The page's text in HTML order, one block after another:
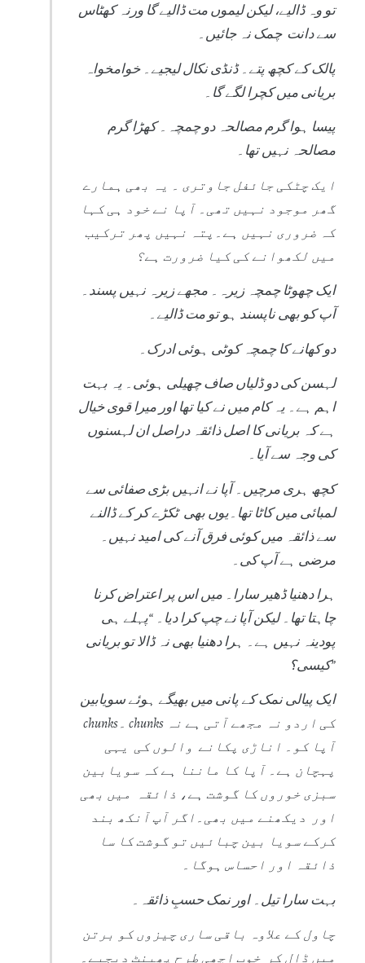
تو وہ ڈالیے، لیکن لیموں مت ڈالیے گا ورنہ کھٹاس
سے دانت چمک نہ جائیں۔
پالک کے کچھ پتے۔ ڈنڈی نکال لیجیے۔ خوامخواہ
بریانی میں کچرا لگے گا۔
پیسا ہوا گرم مصالحہ دو چمچہ۔ کھڑا گرم
مصالحہ نہیں تھا۔
ایک چٹکی جائفل جاوتری ۔ یہ بھی ہمارے
گھر موجود نہیں تھی۔ آپا نے خود ہی کہا
کہ ضروری نہیں ہے۔پتہ نہیں پھر ترکیب
میں لکھوانے کی کیا ضرورت ہے؟
ایک چھوٹا چمچہ زیرہ۔ مجھے زیرہ نہیں پسند۔
آپ کو بھی ناپسند ہو تو مت ڈالیے۔
دو کھانے کا چمچہ کوٹی ہوئی ادرک۔
لہسن کی دو ڈلیاں صاف چھیلی ہوئی۔ یہ بہت
اہم ہے۔ یہ کام میں نے کیا تھا اور میرا قوی خیال
ہے کہ بریانی کا اصل ذائقہ دراصل ان لہسنوں
کی وجہ سے آیا۔
کچھ ہری مرچیں۔ آپا نے انہیں بڑی صفائی سے
لمبائی میں کاٹا تھا۔یوں بھی ٹکڑے کر کے ڈالنے
سے ذائقہ میں کوئی فرق آنے کی امید نہیں۔
مرضی ہے آپ کی۔
ہرا دھنیا ڈھیر سارا۔ میں اس پر اعتراض کرنا
چاہتا تھا۔ لیکن آپا نے چپ کرا دیا۔ “پہلے ہی
پودینہ نہیں ہے۔ ہرا دھنیا بھی نہ ڈالا تو بریانی
کیسی؟”
ایک پیالی نمک کے پانی میں بھیگے ہوئے سویابین
chunks۔ chunks کی اردو نہ مجھے آتی ہے نہ
آپا کو۔ اناڑی پکانے والوں کی یہی
پہچان ہے۔ آپا کا ماننا ہے کہ سویابین
سبزی خوروں کا گوشت ہے، ذائقہ میں بھی
اور دیکھنے میں بھی۔اگر آپ آنکھ بند
کرکے سویا بین چبائیں تو گوشت کا سا
ذائقہ اور احساس ہوگا۔
بہت سارا تیل۔ اور نمک حسبِ ذائقہ۔
چاول کے علاوہ باقی ساری چیزوں کو برتن
میں ڈال کر خوب اچھی طرح پھینٹ دیجیے۔